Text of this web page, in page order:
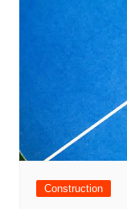
Construction